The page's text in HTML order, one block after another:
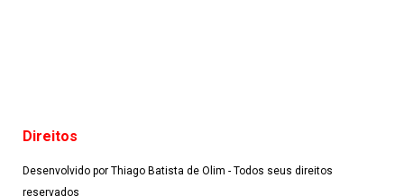
Direitos
Desenvolvido por Thiago Batista de Olim - Todos seus direitos
reservados